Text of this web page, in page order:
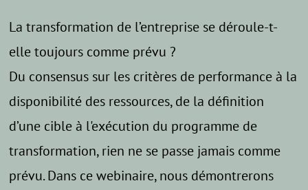
La transformation de l’entreprise se déroule-t-
elle toujours comme prévu ?
Du consensus sur les critères de performance à la
disponibilité des ressources, de la définition
d’une cible à l'exécution du programme de
transformation, rien ne se passe jamais comme
prévu. Dans ce webinaire, nous démontrerons